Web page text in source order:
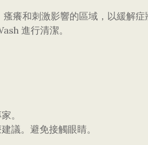
癢和刺激影響的區域，以緩解
進行清潔。
。
議。避免接觸眼睛。